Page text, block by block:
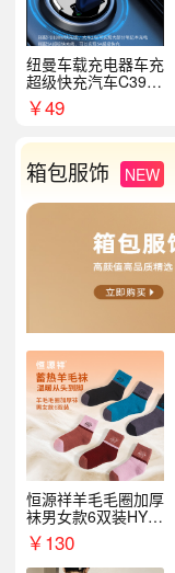
纽曼车载充电器车充
超级快充汽车C39提
手拉环
￥49
箱包服饰 NEW
恒源祥羊毛毛圈加厚
袜男女款6双装HYX
068WZ
￥130